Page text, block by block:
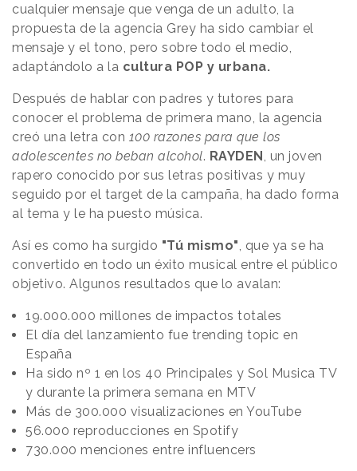
cualquier mensaje que venga de un adulto, la
propuesta de la agencia Grey ha sido cambiar el
mensaje y el tono, pero sobre todo el medio,
adaptándolo a la cultura POP y urbana.
Después de hablar con padres y tutores para
conocer el problema de primera mano, la agencia
creó una letra con 100 razones para que los
adolescentes no beban alcohol. RAYDEN , un joven
rapero conocido por sus letras positivas y muy
seguido por el target de la campaña, ha dado forma
al tema y le ha puesto música.
Así es como ha surgido "Tú mismo" , que ya se ha
convertido en todo un éxito musical entre el público
objetivo. Algunos resultados que lo avalan:
19.000.000 millones de impactos totales
El día del lanzamiento fue trending topic en
España
Ha sido nº 1 en los 40 Principales y Sol Musica TV
y durante la primera semana en MTV
Más de 300.000 visualizaciones en YouTube
56.000 reproducciones en Spotify
730.000 menciones entre influencers